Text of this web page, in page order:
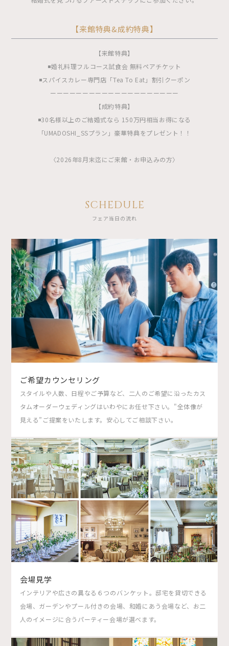
【来館特典&成約特典】
【来館特典】
◾️婚礼料理フルコース試食会 無料ペアチケット
◾️スパイスカレー専門店「Tea To Eat」割引クーポン
ーーーーーーーーーーーーーーーーーーーー
【成約特典】
◾️30名様以上のご結婚式なら 150万円相当お得になる
「UMADOSHI_SSプラン」豪華特典をプレゼント！！
〈2026年8月末迄にご来館・お申込みの方〉
SCHEDULE
フェア当日の流れ
ご希望カウンセリング
スタイルや人数、日程やご予算など、二人のご希望に沿ったカス
タムオーダーウェディングはいわやにお任せ下さい。"全体像が
見える”ご提案をいたします。安心してご相談下さい。
会場見学
インテリアや広さの異なる６つのバンケット。邸宅を貸切できる
会場、ガーデンやプール付きの会場、和婚にあう会場など、お二
人のイメージに合うパーティー会場が選べます。